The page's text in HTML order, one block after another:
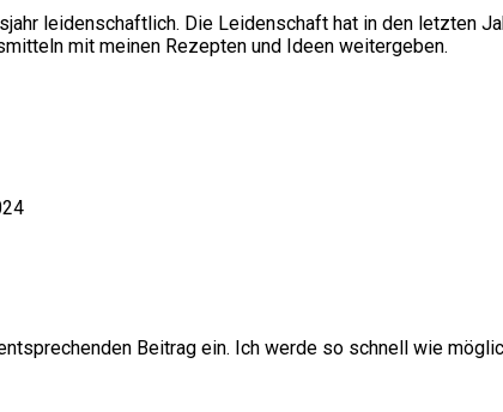
leidenschaftlich. Die Leidenschaft hat in den letzten
mit meinen Rezepten und Ideen weitergeben.
Beitrag ein. Ich werde so schnell wie